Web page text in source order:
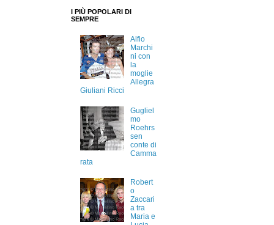
I PIÙ POPOLARI DI
SEMPRE
Alfio
Marchi
ni con
la
moglie
Allegra
Giuliani Ricci
Gugliel
mo
Roehrs
sen
conte di
Camma
rata
Robert
o
Zaccari
a tra
Maria e